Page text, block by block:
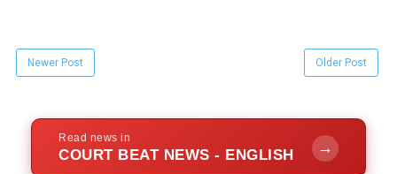
Newer Post Older Post
Read news in
COURT BEAT NEWS - ENGLISH →